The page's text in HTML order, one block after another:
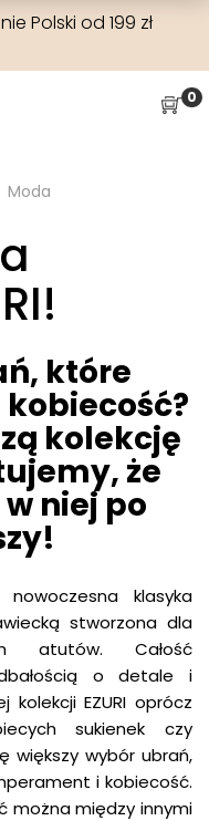
Polski od 199 zł
0
Moda
które
kolekcję
że
niej po
klasyka
stworzona dla
atutów. Całość
o detale i
EZURI oprócz
sukienek czy
większy wybór ubrań,
i kobiecość.
można między innymi